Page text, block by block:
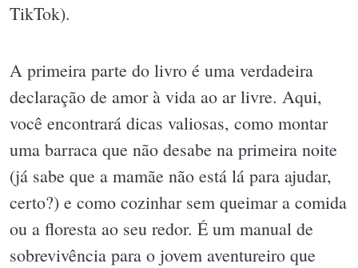
TikTok).
A primeira parte do livro é uma verdadeira
declaração de amor à vida ao ar livre. Aqui,
você encontrará dicas valiosas, como montar
uma barraca que não desabe na primeira noite
(já sabe que a mamãe não está lá para ajudar,
certo?) e como cozinhar sem queimar a comida
ou a floresta ao seu redor. É um manual de
sobrevivência para o jovem aventureiro que